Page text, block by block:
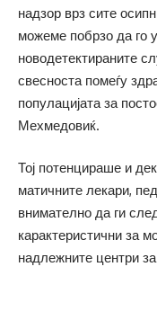
надзор врз сите
можеме побрзо да го
новодетектираните
свесноста помеѓу
популацијата за
Мехмедовиќ.
Тој потенцираше и
матичните лекари,
внимателно да ги
карактеристични за
надлежните центри за